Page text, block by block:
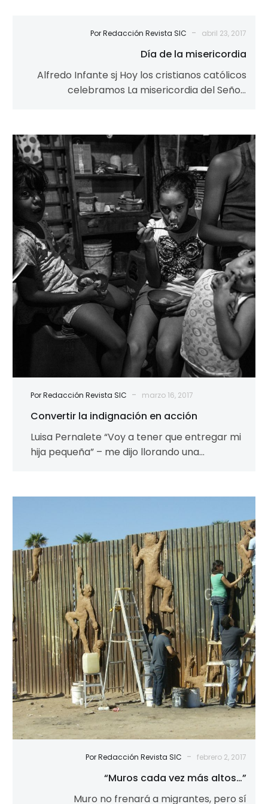
Por Redacción Revista SIC - abril 23, 2017
Día de la misericordia
Alfredo Infante sj Hoy los cristianos católicos
celebramos La misericordia del Señor.
Convertir
la
indignación
en
acción
Por Redacción Revista SIC - marzo 16, 2017
Convertir la indignación en acción
Luisa Pernalete “Voy a tener que entregar mi
hija pequeña” – me dijo llorando una
vez
más
altos…”
Por Redacción Revista SIC - febrero 2, 2017
“Muros cada vez más altos…”
Muro no frenará a migrantes, pero sí